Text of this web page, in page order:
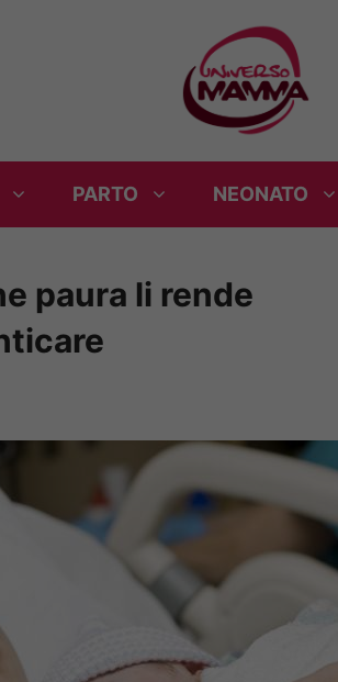
PARTO NEONATO
paura li rende